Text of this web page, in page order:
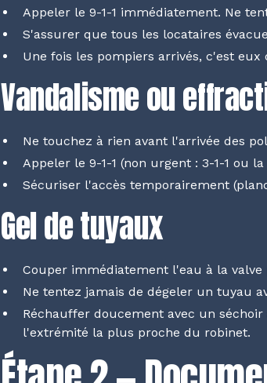
Appeler le 9-1-1 immédiatement. Ne
S'assurer que tous les locataires
Une fois les pompiers arrivés, c'est
Vandalisme ou
Ne touchez à rien avant l'arrivée des
Appeler le 9-1-1 (non urgent : 3-1-1 ou
Sécuriser l'accès temporairement
Gel de tuyaux
Couper immédiatement l'eau à la valve
Ne tentez jamais de dégeler un tuyau
Réchauffer doucement avec un
l'extrémité la plus proche du robinet.